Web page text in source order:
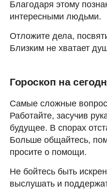
Благодаря этому
интересными людьми.
Отложите дела,
Близким не хватает
Гороскоп на
Самые сложные
Работайте, засучив
будущее. В спорах
Больше общайтесь,
просите о помощи.
Не бойтесь быть
выслушать и